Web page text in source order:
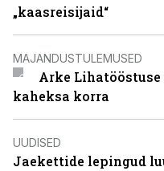
„kaasreisijaid“
MAJANDUSTULEMUSED
Arke
kaheksa korra
UUDISED
Jaekettide lepingud